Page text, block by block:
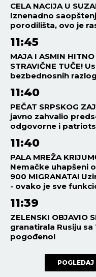
CELA NACIJA U
Iznenadno
porodilišta, ovo je
11:45
MAJA I ASMIN
STRAVIČNE TUČE!
bezbednosnih
11:40
PEČAT SRPSKOG
javno zahvalio
odgovorne i
11:40
PALA MREŽA
Nemačke uhapšeni
900 MIGRANATA!
- ovako je sve
11:39
ZELENSKI OBJAVIO
granatirala Rusiju
pogođeno!
POGLEDAJ